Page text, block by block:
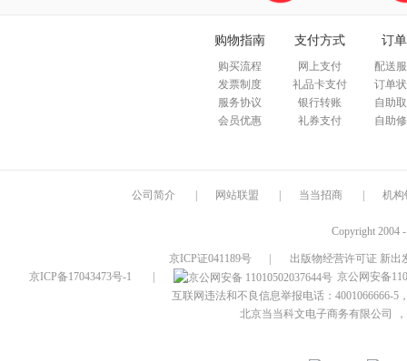
购物指南
购买流程
发票制度
服务协议
会员优惠
支付方式
网上支付
礼品卡支付
银行转账
礼券支付
订
配送
订单
自助
自助
公司简介 网站联盟 当当招商 机构
Copyright 2004
京ICP证041189号
出版物经营许可证 新出
京ICP备17043473号-1
京公网安备
互联网违法和不良信息举报电话：4001066666-5
北京当当科文电子商务有限公司